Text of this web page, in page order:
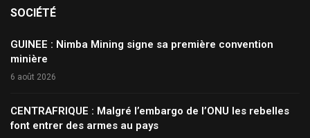
SOCIÉTÉ
GUINEE : Nimba Mining signe sa première convention
minière
6 août 2026
CENTRAFRIQUE : Malgré l’embargo de l’ONU les rebelles
font entrer des armes au pays